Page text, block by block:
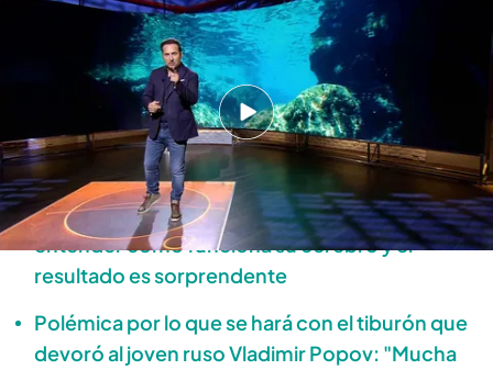
Cuarto Milenio
03 JUL 2023 - 00:15h.
Ya disponible el programa completo de
'Cuarto Milenio' del domingo 2 de julio
Iker Jiménez se presta a un experimento para
entender cómo funciona su cerebro y el
resultado es sorprendente
Polémica por lo que se hará con el tiburón que
devoró al joven ruso Vladimir Popov: "Mucha